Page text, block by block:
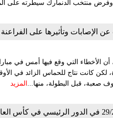
منتخب الدنمارك سيطرته على
وتأثيرها على الفراعنة
التي وقع فيها أمس في
لكن كانت نتاج للحماس الزائد في
صعبة، قبل البطولة، منها... المزيد